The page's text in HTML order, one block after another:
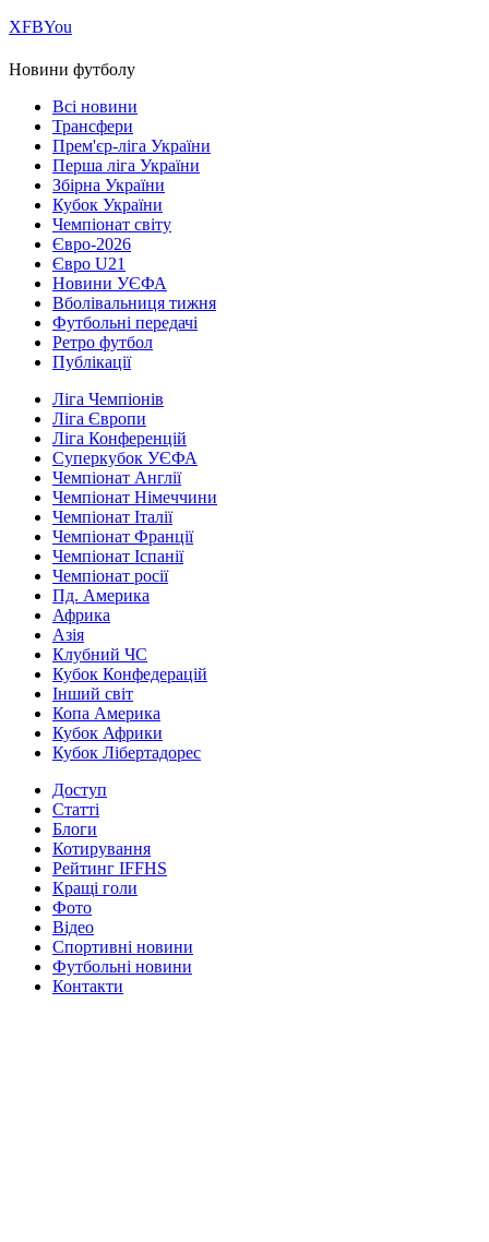
ХFBYou
Новини футболу
Всі новини
Трансфери
Прем'єр-ліга України
Перша ліга України
Збірна України
Кубок України
Чемпіонат світу
Євро-2026
Євро U21
Новини УЄФА
Вболівальниця тижня
Футбольні передачі
Ретро футбол
Публікації
Ліга Чемпіонів
Ліга Європи
Ліга Конференцій
Суперкубок УЄФА
Чемпіонат Англії
Чемпіонат Німеччини
Чемпіонат Італії
Чемпіонат Франції
Чемпіонат Іспанії
Чемпіонат росії
Пд. Америка
Африка
Азія
Клубний ЧС
Кубок Конфедерацій
Інший світ
Копа Америка
Кубок Африки
Кубок Лібертадорес
Доступ
Статті
Блоги
Котирування
Рейтинг IFFHS
Кращі голи
Фото
Відео
Спортивні новини
Футбольні новини
Контакти